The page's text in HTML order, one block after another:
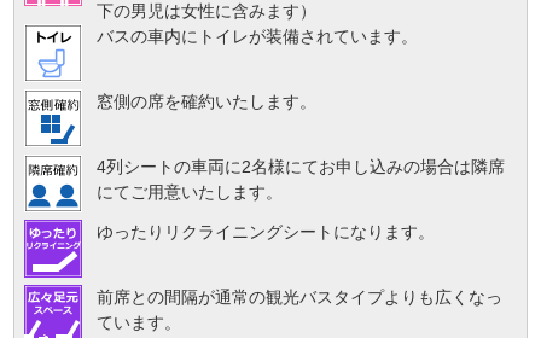
下の男児は女性に含みます）
バスの車内にトイレが装備されています。
窓側の席を確約いたします。
4列シートの車両に2名様にてお申し込みの場合は隣席
にてご用意いたします。
ゆったりリクライニングシートになります。
前席との間隔が通常の観光バスタイプよりも広くなっ
ています。